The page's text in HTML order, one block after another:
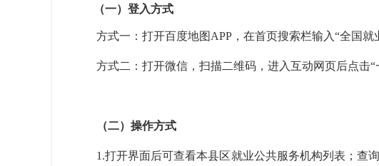
（一） 登入方式
方式一：打开百度地图APP，在首页搜索栏输入“全国就
方式二：打开微信，扫描二维码，进入互动网页后点击“
（二）操作方式
1.打开界面后可查看本县区就业公共服务机构列表 ；查